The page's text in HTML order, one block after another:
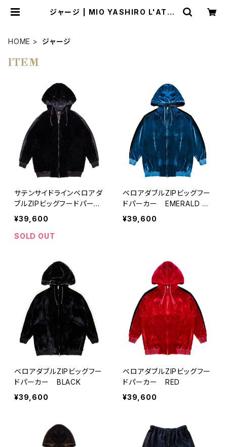
ジャージ | MIO YASHIRO L'ATEL
HOME ジャージ
ITEM
サテンサイドラインベロアダ
ブルZIPビッグフードパーカ
ー BLACK×BLACK
¥39,600
SOLD OUT
ベロアダブルZIPビッグフー
ドパーカー EMERALD GR
EEN
¥39,600
ベロアダブルZIPビッグフー
ドパーカー BLACK
¥39,600
ベロアダブルZIPビッグフー
ドパーカー RED
¥39,600